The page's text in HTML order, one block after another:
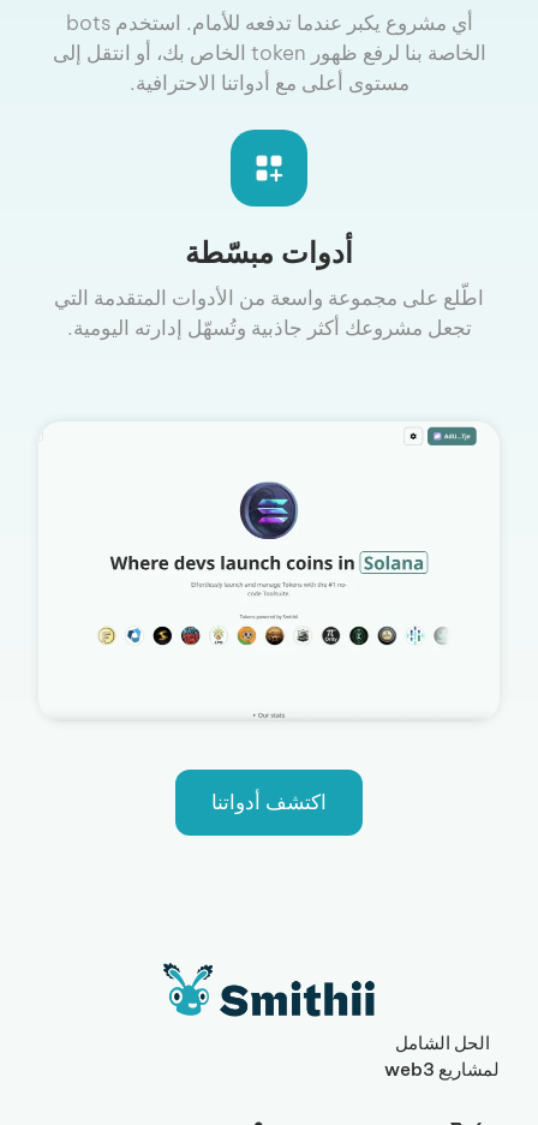
أي مشروع يكبر عندما تدفعه للأمام. استخدم bots
الخاصة بنا لرفع ظهور token الخاص بك، أو انتقل إلى
مستوى أعلى مع أدواتنا الاحترافية.
أدوات مبسّطة
اطّلع على مجموعة واسعة من الأدوات المتقدمة التي
تجعل مشروعك أكثر جاذبية وتُسهّل إدارته اليومية.
اكتشف أدواتنا
الحل الشامل
لمشاريع web3